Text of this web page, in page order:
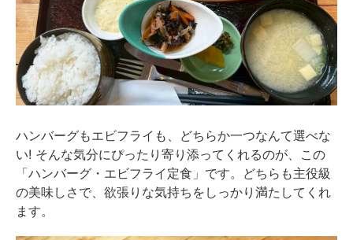
ハンバーグもエビフライも、どちらか一つなんて選べな
い! そんな気分にぴったり寄り添ってくれるのが、この
「ハンバーグ・エビフライ定食」です。どちらも主役級
の美味しさで、欲張りな気持ちをしっかり満たしてくれ
ます。